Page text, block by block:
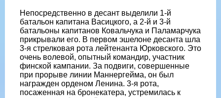
Непосредственно в десант выделили 1-й
батальон капитана Васицкого, а 2-й и 3-й
батальоны капитанов Ковальчука и Паламарчука
прикрывали его. В первом эшелоне десанта шла
3-я стрелковая рота лейтенанта Юрковского. Это
очень волевой, опытный командир, участник
финской кампании. За подвиги, совершенные
при прорыве линии Маннергейма, он был
награжден орденом Ленина. 3-я рота,
посаженная на бронекатера, устремилась к